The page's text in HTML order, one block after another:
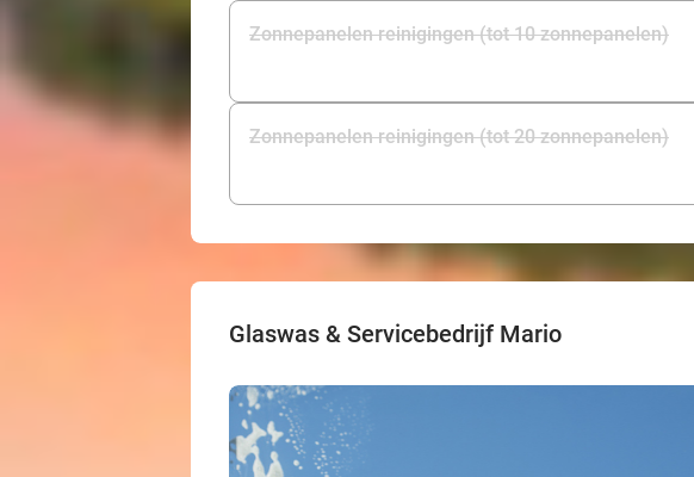
Zonnepanelen reinigingen (tot 10 zonnepanelen)
Zonnepanelen reinigingen (tot 20 zonnepanelen)
Glaswas & Servicebedrijf Mario